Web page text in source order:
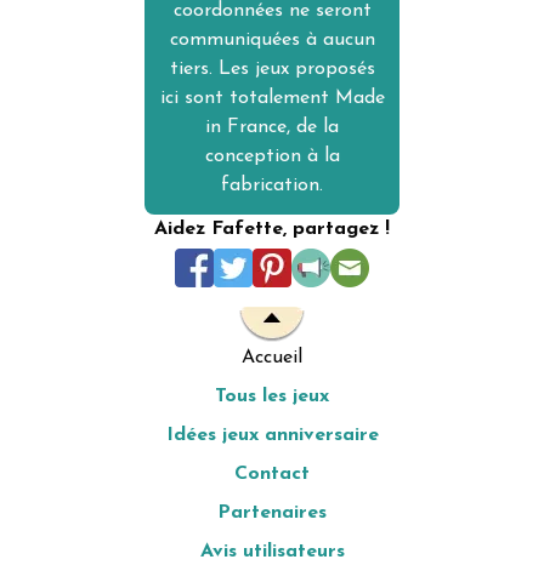
coordonnées ne seront
communiquées à aucun
tiers. Les jeux proposés
ici sont totalement Made
in France, de la
conception à la
fabrication.
Aidez Fafette, partagez !
Accueil
Tous les jeux
Idées jeux anniversaire
Contact
Partenaires
Avis utilisateurs